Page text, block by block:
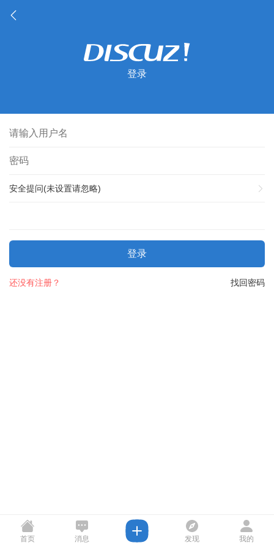
登录
安全提问(未设置请忽略)
登录
找回密码
还没有注册？
首页 消息 发现 我的